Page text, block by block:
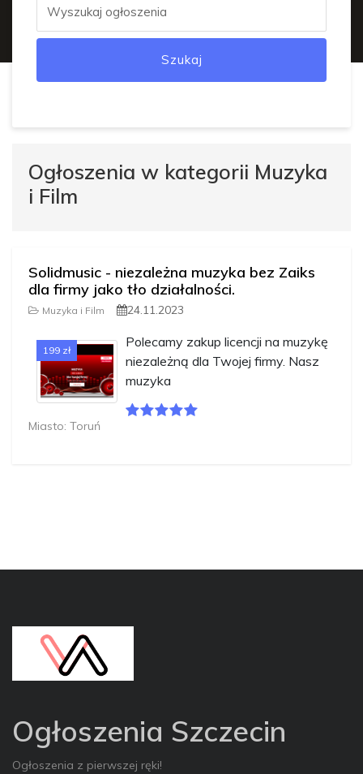
Szukaj
Ogłoszenia w kategorii Muzyka
i Film
Solidmusic - niezależna muzyka bez Zaiks
dla firmy jako tło działalności.
Muzyka i Film 24.11.2023
199 zł
Polecamy zakup licencji na muzykę
niezależną dla Twojej firmy. Nasz
muzyka
Miasto: Toruń
Ogłoszenia Szczecin
Ogłoszenia z pierwszej ręki!